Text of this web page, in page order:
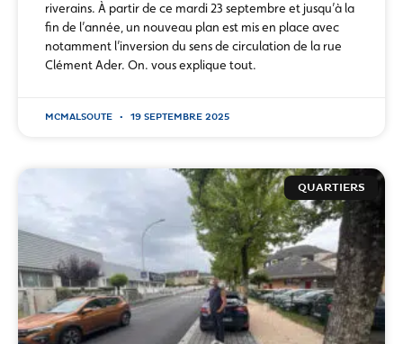
riverains. À partir de ce mardi 23 septembre et jusqu’à la
fin de l’année, un nouveau plan est mis en place avec
notamment l’inversion du sens de circulation de la rue
Clément Ader. On. vous explique tout.
MCMALSOUTE 19 SEPTEMBRE 2025
QUARTIERS